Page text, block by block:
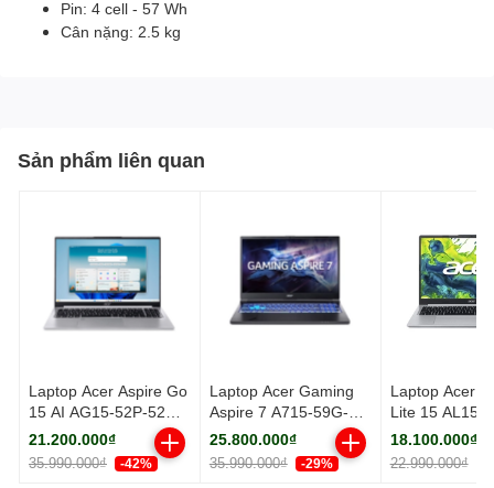
Pin: 4 cell - 57 Wh
Cân nặng: 2.5 kg
Sản phẩm liên quan
Laptop Acer Aspire Go
15 AI AG15-52P-52WT
(Ultra 5-115U/ 16GB/
512GB/ Windows 11
Home SL)
21.200.000₫
35.990.000₫ -42%
Laptop Acer Gaming
Aspire 7 A715-59G-
59RD NH.DXUSV.001
(Intel Core 5 210H |
RTX 3050 4GB
25.800.000₫
35.990.000₫ -29%
Laptop Acer
Lite 15 AL15-
R6XX -
(R5 7430U,
512GB, Full
18.100.000₫
22.990.000₫